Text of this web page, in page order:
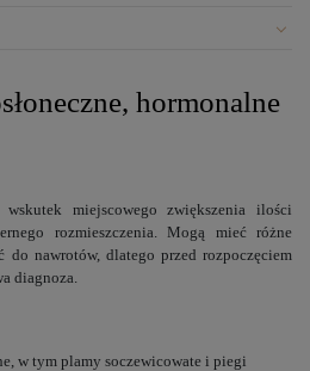
hormonalne
wskutek miejscowego zwiększenia ilości
rozmieszczenia. Mogą mieć różne
do nawrotów, dlatego przed rozpoczęciem
diagnoza.
w tym plamy soczewicowate i piegi